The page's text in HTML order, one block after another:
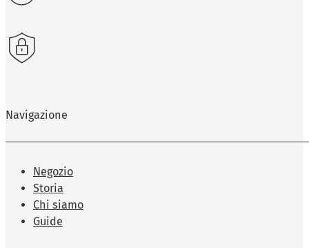
Navigazione
Negozio
Storia
Chi siamo
Guide